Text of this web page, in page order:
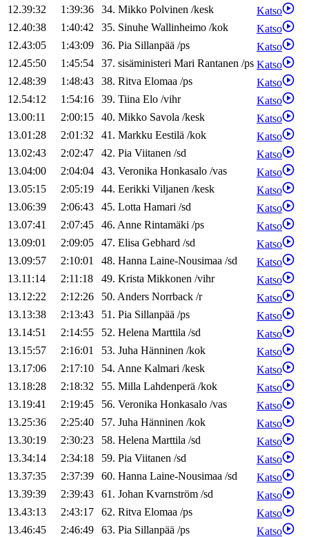
12.39:32
1:39:36 34. Mikko Polvinen /kesk
Katso
12.40:38
1:40:42 35. Sinuhe Wallinheimo /kok
Katso
12.43:05
1:43:09 36. Pia Sillanpää /ps
Katso
12.45:50
1:45:54 37. sisäministeri Mari Rantanen /ps Katso
12.48:39
1:48:43 38. Ritva Elomaa /ps
Katso
12.54:12
1:54:16 39. Tiina Elo /vihr
Katso
13.00:11
2:00:15 40. Mikko Savola /kesk
Katso
13.01:28
2:01:32 41. Markku Eestilä /kok
Katso
13.02:43
2:02:47 42. Pia Viitanen /sd
Katso
13.04:00
2:04:04 43. Veronika Honkasalo /vas
Katso
13.05:15
2:05:19 44. Eerikki Viljanen /kesk
Katso
13.06:39
2:06:43 45. Lotta Hamari /sd
Katso
13.07:41
2:07:45 46. Anne Rintamäki /ps
Katso
13.09:01
2:09:05 47. Elisa Gebhard /sd
Katso
13.09:57
2:10:01 48. Hanna Laine-Nousimaa /sd
Katso
13.11:14
2:11:18 49. Krista Mikkonen /vihr
Katso
13.12:22
2:12:26 50. Anders Norrback /r
Katso
13.13:38
2:13:43 51. Pia Sillanpää /ps
Katso
13.14:51
2:14:55 52. Helena Marttila /sd
Katso
13.15:57
2:16:01 53. Juha Hänninen /kok
Katso
13.17:06
2:17:10 54. Anne Kalmari /kesk
Katso
13.18:28
2:18:32 55. Milla Lahdenperä /kok
Katso
13.19:41
2:19:45 56. Veronika Honkasalo /vas
Katso
13.25:36
2:25:40 57. Juha Hänninen /kok
Katso
13.30:19
2:30:23 58. Helena Marttila /sd
Katso
13.34:14
2:34:18 59. Pia Viitanen /sd
Katso
13.37:35
2:37:39 60. Hanna Laine-Nousimaa /sd
Katso
13.39:39
2:39:43 61. Johan Kvarnström /sd
Katso
13.43:13
2:43:17 62. Ritva Elomaa /ps
Katso
13.46:45
2:46:49 63. Pia Sillanpää /ps Katso